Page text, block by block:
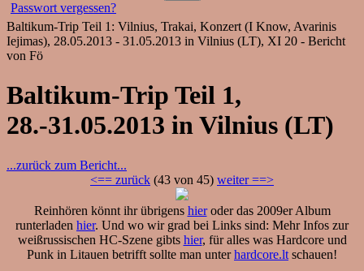
Passwort vergessen?
Baltikum-Trip Teil 1: Vilnius, Trakai, Konzert (I Know, Avarinis
Iejimas), 28.05.2013 - 31.05.2013 in Vilnius (LT), XI 20 - Bericht
von Fö
Baltikum-Trip Teil 1,
28.-31.05.2013 in Vilnius (LT)
...zurück zum Bericht...
<== zurück (43 von 45) weiter ==>
Reinhören könnt ihr übrigens hieroder das 2009er Album
runterladen hier. Und wo wir grad bei Links sind: Mehr Infos zur
weißrussischen HC-Szene gibts hier, für alles was Hardcore und
Punk in Litauen betrifft sollte man unterhardcore.lt schauen!